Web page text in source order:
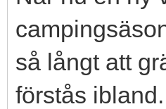
så långt att
förstås